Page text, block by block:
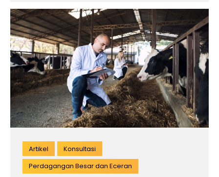
Artikel
Konsultasi
Perdagangan Besar dan Eceran